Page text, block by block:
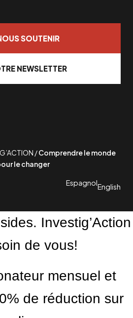
SOUTENIR
NEWSLETTER
/Comprendre le monde
le changer
EspagnolEnglish
Investig’Action
de vous!
mensuel et
de réduction sur